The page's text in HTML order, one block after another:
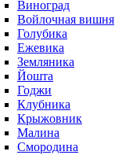
Виноград
Войлочная вишня
Голубика
Ежевика
Земляника
Йошта
Годжи
Клубника
Крыжовник
Малина
Смородина